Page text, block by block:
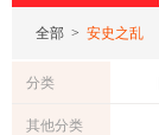
全部 > 安史之乱
分类
其他分类
加